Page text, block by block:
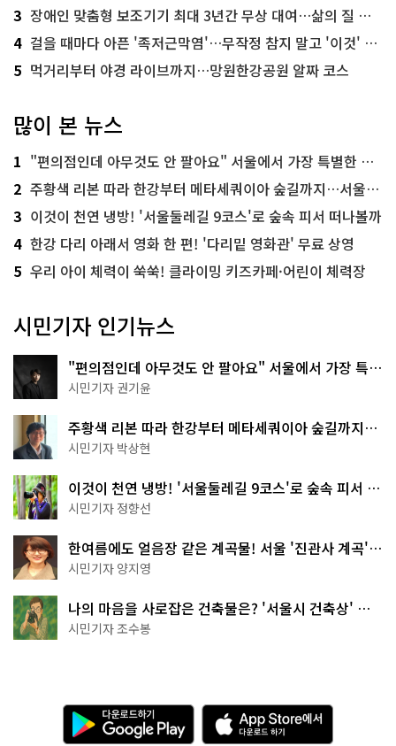
3 장애인 맞춤형 보조기기 최대 3년간 무상 대여…삶의 질 높인다
4 걸을 때마다 아픈 '족저근막염'…무작정 참지 말고 '이것' 해보세요!
5 먹거리부터 야경 라이브까지…망원한강공원 알짜 코스
많이 본 뉴스
1 "편의점인데 아무것도 안 팔아요" 서울에서 가장 특별한 편의점의 정체
2 주황색 리본 따라 한강부터 메타세쿼이아 숲길까지…서울둘레길 15코스
3 이것이 천연 냉방! '서울둘레길 9코스'로 숲속 피서 떠나볼까
4 한강 다리 아래서 영화 한 편! '다리밑 영화관' 무료 상영
5 우리 아이 체력이 쑥쑥! 클라이밍 키즈카페·어린이 체력장
시민기자 인기뉴스
"편의점인데 아무것도 안 팔아요" 서울에서 가장 특별
한 편의점의 정체
시민기자 권기윤
주황색 리본 따라 한강부터 메타세쿼이아 숲길까지…
서울둘레길 15코스
시민기자 박상현
이것이 천연 냉방! '서울둘레길 9코스'로 숲속 피서 떠
나볼까
시민기자 정향선
한여름에도 얼음장 같은 계곡물! 서울 '진관사 계곡'이
천국이네~
시민기자 양지영
나의 마음을 사로잡은 건축물은? '서울시 건축상' 수
상작 공개!
시민기자 조수봉
다
운
로
A
p
p